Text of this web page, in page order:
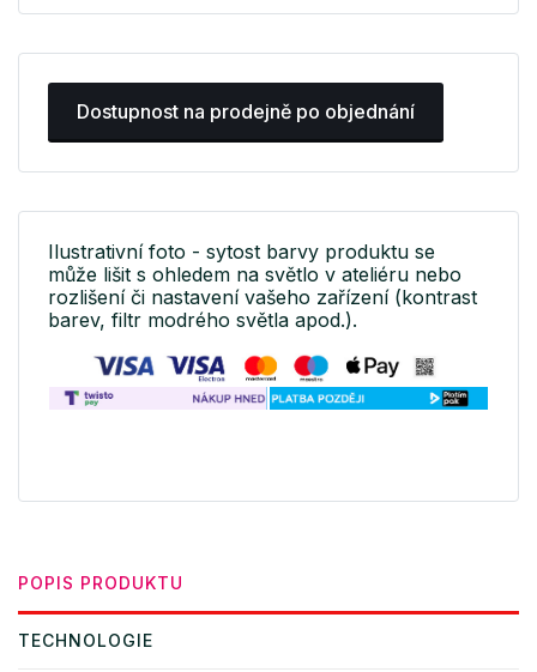
Dostupnost na prodejně po objednání
Ilustrativní foto - sytost barvy produktu se
může lišit s ohledem na světlo v ateliéru nebo
rozlišení či nastavení vašeho zařízení (kontrast
barev, filtr modrého světla apod.).
POPIS PRODUKTU
TECHNOLOGIE